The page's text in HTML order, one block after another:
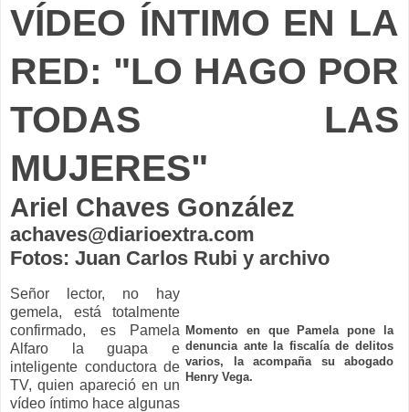
VÍDEO ÍNTIMO EN LA
RED: "LO HAGO POR
TODAS LAS
MUJERES"
Ariel Chaves González
achaves@diarioextra.com
Fotos: Juan Carlos Rubi y archivo
Momento en que Pamela pone la
denuncia ante la fiscalía de delitos
varios, la acompaña su abogado
Henry Vega.
Señor lector, no hay
gemela, está totalmente
confirmado, es Pamela
Alfaro la guapa e
inteligente conductora de
TV, quien apareció en un
vídeo íntimo hace algunas